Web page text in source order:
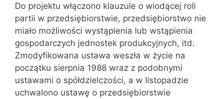
Do projektu włączono klauzule o wiodącej roli
partii w przedsiębiorstwie, przedsiębiorstwo nie
miało możliwości wystąpienia lub wstąpienia
gospodarczych jednostek produkcyjnych, itd.
Zmodyfikowana ustawa weszła w życie na
początku sierpnia 1988 wraz z podobnymi
ustawami o spółdzielczości, a w listopadzie
uchwalono ustawę o przedsiębiorstwie